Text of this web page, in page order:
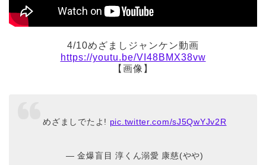
4/10めざましジャンケン動画
https://youtu.be/VI48BMX38vw
【画像】
めざましでたよ! pic.twitter.com/sJ5QwYJv2R
— 金爆盲目 淳くん溺愛 康慈(やや)